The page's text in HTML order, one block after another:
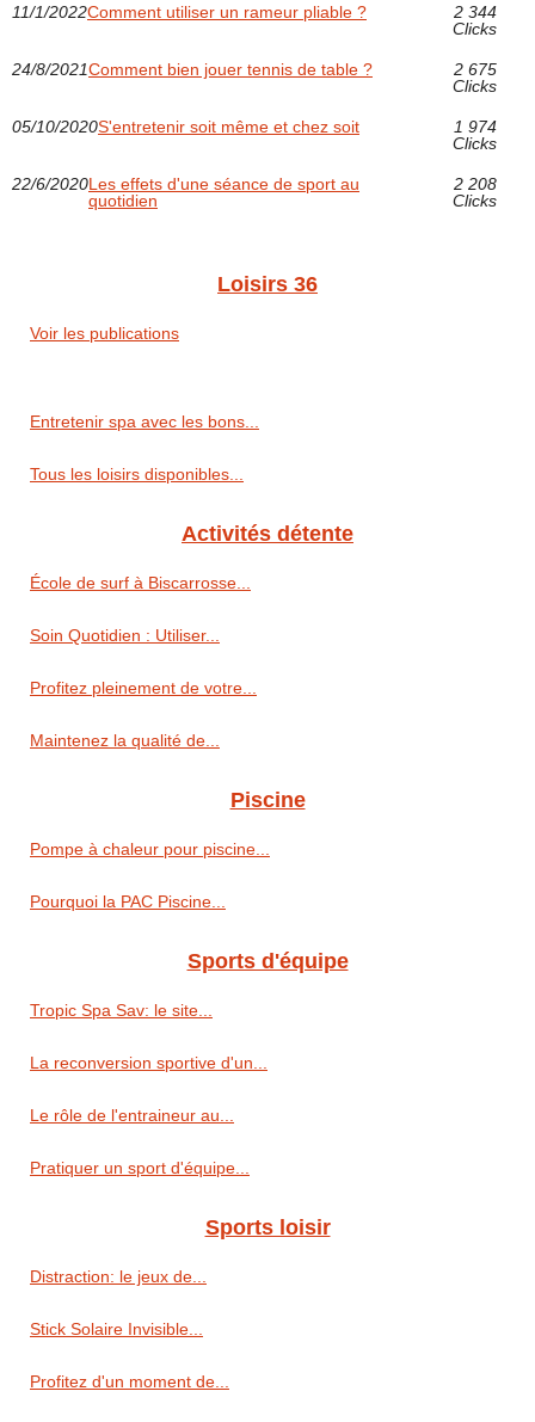
11/1/2022Comment utiliser un rameur pliable ?
2 344
Clicks
24/8/2021Comment bien jouer tennis de table ?
2 675
Clicks
05/10/2020S'entretenir soit même et chez soit
1 974
Clicks
22/6/2020Les effets d'une séance de sport au
quotidien
2 208
Clicks
Loisirs 36
Voir les publications
Entretenir spa avec les bons...
Tous les loisirs disponibles...
Activités détente
École de surf à Biscarrosse...
Soin Quotidien : Utiliser...
Profitez pleinement de votre...
Maintenez la qualité de...
Piscine
Pompe à chaleur pour piscine...
Pourquoi la PAC Piscine...
Sports d'équipe
Tropic Spa Sav: le site...
La reconversion sportive d'un...
Le rôle de l'entraineur au...
Pratiquer un sport d'équipe...
Sports loisir
Distraction: le jeux de...
Stick Solaire Invisible...
Profitez d'un moment de...